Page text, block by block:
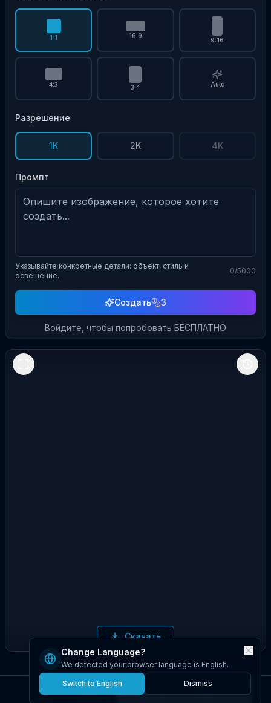
1:1 16:9
9:16
4:3 3:4 Auto
Разрешение
1K 2K 4K
Промпт
Указывайте конкретные детали: объект, стиль и
освещение.
0/5000
Создать 3
Войдите, чтобы попробовать БЕСПЛАТНО
Скачать
Видео
Change Language?
We detected your browser language is English.
Switch to English Dismiss